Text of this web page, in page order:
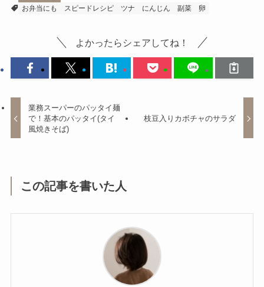
お弁当にも
スピードレシピ ツナ にんじん 副菜 卵
よかったらシェアしてね！
業務スーパーのパッタイ麺
で！基本のパッタイ(タイ
風焼きそば)
枝豆入りカボチャのサラダ
この記事を書いた人